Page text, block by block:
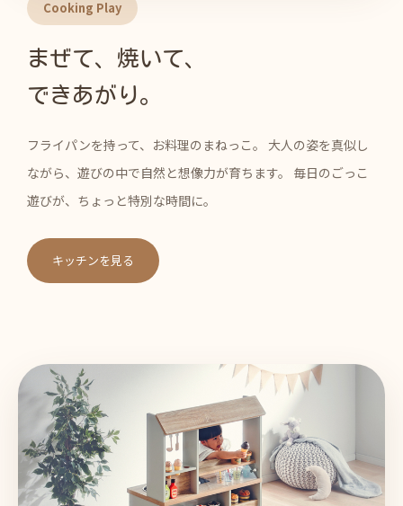
Cooking Play
まぜて、焼いて、
できあがり。
フライパンを持って、お料理のまねっこ。 大人の姿を真似し
ながら、遊びの中で自然と想像力が育ちます。 毎日のごっこ
遊びが、ちょっと特別な時間に。
キッチンを見る